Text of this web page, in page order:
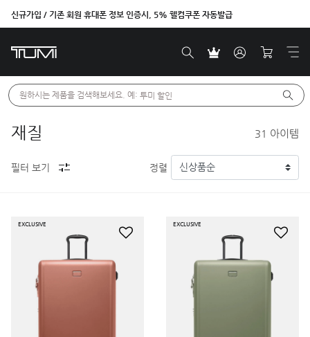
신규가입 / 기존 회원 휴대폰 정보 인증시, 5% 웰컴쿠폰 자동발급
원하시는 제품을 검색해보세요. 예: 투미 할인
재질 31 아이템
필터 보기 정렬
EXCLUSIVE EXCLUSIVE